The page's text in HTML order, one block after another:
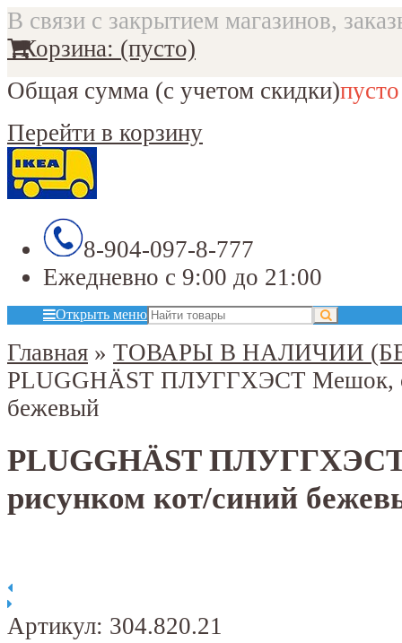
В связи с закрытием магазинов,
Корзина: (пусто)
Общая сумма (с учетом скидки)пусто
Перейти в корзину
8-904-097-8-777
Ежедневно с 9:00 до 21:00
Открыть меню
Главная » ТОВАРЫ В НАЛИЧИИ
PLUGGHÄST ПЛУГГХЭСТ Мешок, с
бежевый
PLUGGHÄST
рисунком кот/синий
Артикул: 304.820.21